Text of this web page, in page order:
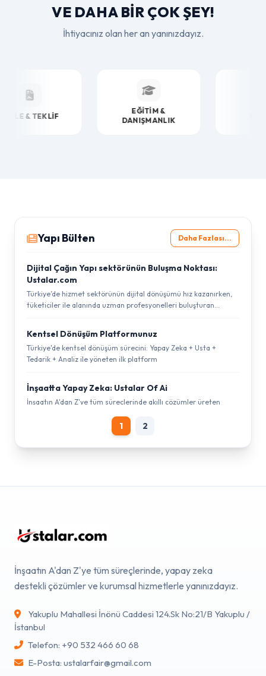
VE DAHA BIR ÇOK ŞEY!
İhtiyacınız olan her an yanınızdayız.
& TEKLİF
EĞİTİM &
DANIŞMANLIK
Yapı Bülten Daha Fazlası...
Dijital Çağın Yapı sektörünün Buluşma Noktası:
Ustalar.com
Türkiye’de hizmet sektörünün dijital dönüşümü hız kazanırken,
tüketiciler ile alanında uzman profesyonelleri buluşturan
ve iş yerleri için ihtiyaç duyulan birçok hizmet kategorisinde
müşteriler ile ustaları güvenilir bir ortamda bir araya getiriyor.
Kentsel Dönüşüm Platformunuz
Türkiye'de kentsel dönüşüm sürecini: Yapay Zeka + Usta +
Tedarik + Analiz ile yöneten ilk platform
İnşaatta Yapay Zeka: Ustalar Of Ai
İnşaatın A'dan Z'ye tüm süreçlerinde akıllı çözümler üreten
1 2
İnşaatın A'dan Z'ye tüm süreçlerinde, yapay zeka
destekli çözümler ve kurumsal hizmetlerle yanınızdayız.
Yakuplu Mahallesi İnönü Caddesi 124.Sk No:21/B Yakuplu /
İstanbul
Telefon: +90 532 466 60 68
E-Posta: ustalarfair@gmail.com